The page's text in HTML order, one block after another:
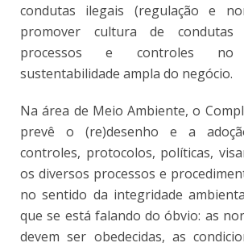
condutas ilegais (regulação e
promover cultura de condutas
processos e controles
sustentabilidade ampla do negócio.
Na área de Meio Ambiente, o
prevê o (re)desenho e a
controles, protocolos, políticas,
os diversos processos e
no sentido da integridade
que se está falando do óbvio: as
devem ser obedecidas, as